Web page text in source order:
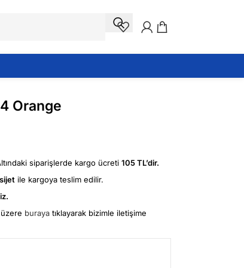
Orange
siparişlerde kargo ücreti 105 TL’dir.
ile kargoya teslim edilir.
buraya tıklayarak bizimle iletişime